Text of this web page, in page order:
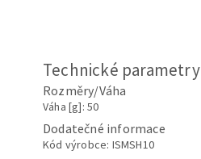
Technické parametry
Rozměry/Váha
Váha [g]: 50
Dodatečné informace
Kód výrobce: ISMSH10